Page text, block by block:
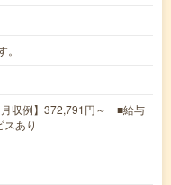
収例】372,791円～ ■給与
あり